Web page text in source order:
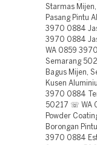
Starmas
Pasang Pintu
3970 0884
3970 0884
WA 0859
Semarang
Bagus Mijen,
Kusen
3970 0884
50217 ☏ WA
Powder
Borongan
3970 0884